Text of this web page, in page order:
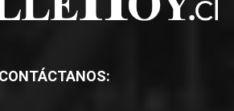
CONTÁCTANOS: